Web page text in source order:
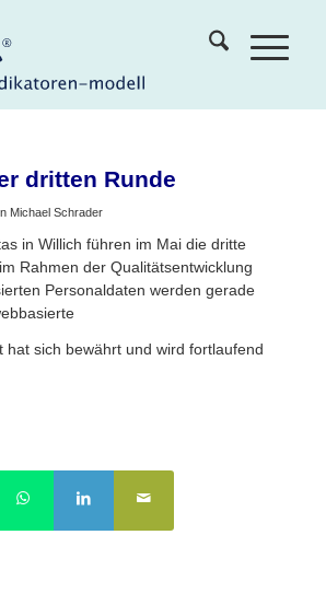
dritten Runde
Michael Schrader
in Willich führen im Mai die dritte
Rahmen der Qualitätsentwicklung
Personaldaten werden gerade
hat sich bewährt und wird fortlaufend